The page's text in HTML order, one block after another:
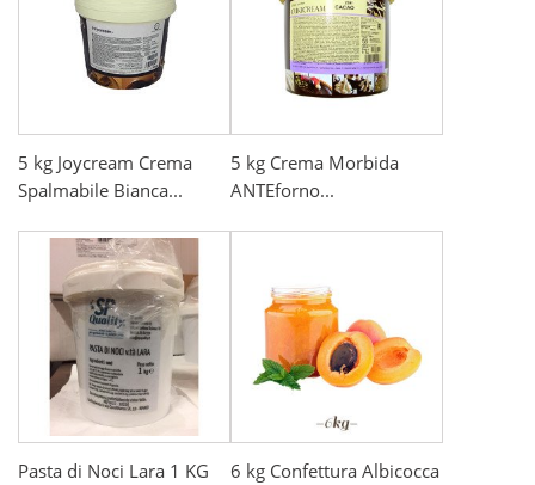
5 kg Joycream Crema
Spalmabile Bianca...
5 kg Crema Morbida
ANTEforno...
Pasta di Noci Lara 1 KG
6 kg Confettura Albicocca